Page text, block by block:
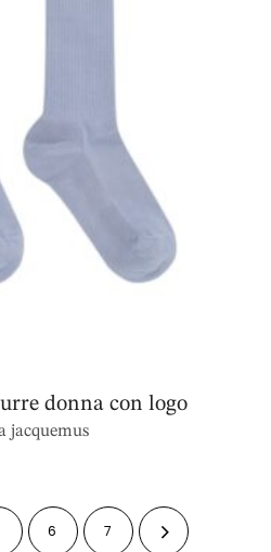
donna con logo
jacquemus
6 7